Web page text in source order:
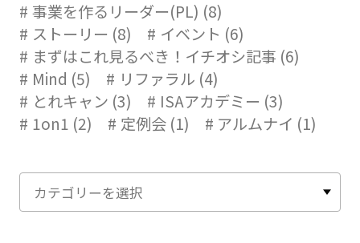
事業を作るリーダー(PL) (8)
ストーリー (8)
イベント (6)
まずはこれ見るべき！イチオシ記事 (6)
Mind (5)
リファラル (4)
とれキャン (3)
ISAアカデミー (3)
1on1 (2)
定例会 (1) アルムナイ (1)